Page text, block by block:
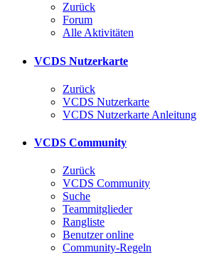
Zurück
Forum
Alle Aktivitäten
VCDS Nutzerkarte
Zurück
VCDS Nutzerkarte
VCDS Nutzerkarte Anleitung
VCDS Community
Zurück
VCDS Community
Suche
Teammitglieder
Rangliste
Benutzer online
Community-Regeln